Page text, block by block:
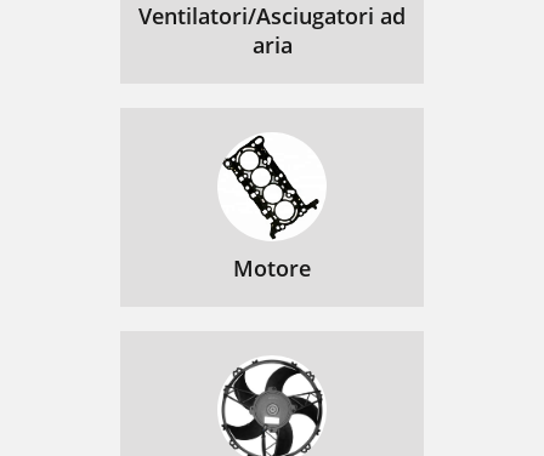
Ventilatori/Asciugatori ad
aria
Motore